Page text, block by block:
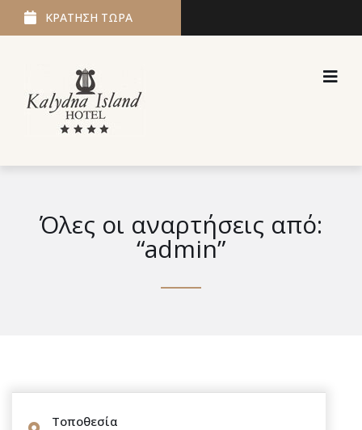
ΚΡΑΤΗΣΗ ΤΩΡΑ
Όλες οι αναρτήσεις από:
“admin”
Τοποθεσία